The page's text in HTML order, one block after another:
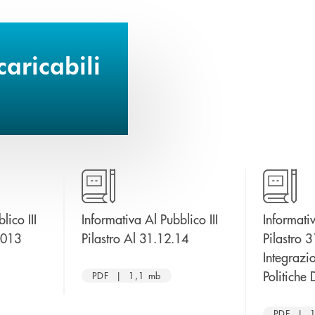
III
apre una nuova finestra
Informativa Al Pubblico III
Pilastro Al 31.12.14apre una nuova finestra
PDF | 1,1 mb
Pilastro
Politiche